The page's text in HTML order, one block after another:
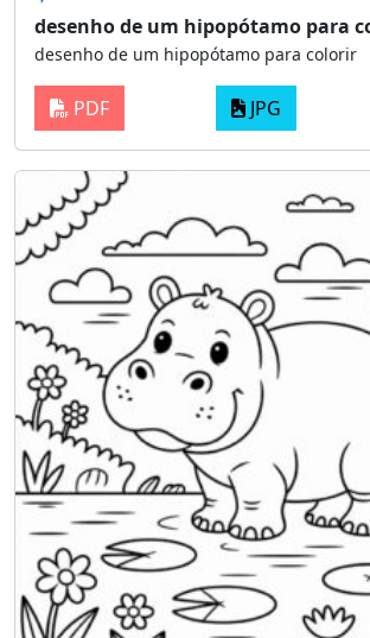
desenho de um hipopótamo para
desenho de um hipopótamo para colorir
PDF JPG